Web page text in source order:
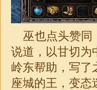
巫也点头赞同
说道，以甘切为
岭东帮助，写了
座城的王，变态